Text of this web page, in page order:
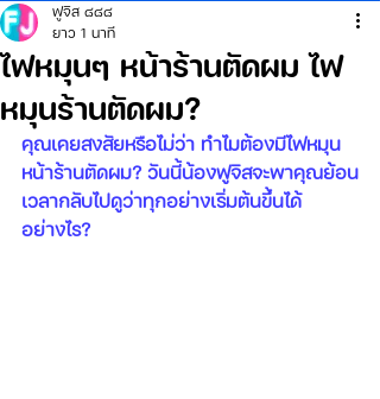
ผสม)
ต่อ
เครื่อง
กรอง
ดื่ม
หุน/
หุน
(CuNi)
(ชาร์จ
แบต
ตรา
ดิจิทัล
ไฟหมุนๆ หน้าร้านตัดผม ไฟ
หมุนร้านตัดผม?
ฟูจิส ๘๘๘
ยาว 1 นาที
คุณเคยสงสัยหรือไม่ว่า ทำไมต้องมีไฟหมุน
หน้าร้านตัดผม? วันนี้น้องฟูจิสจะพาคุณย้อน
เวลากลับไปดูว่าทุกอย่างเริ่มต้นขึ้นได้
อย่างไร?